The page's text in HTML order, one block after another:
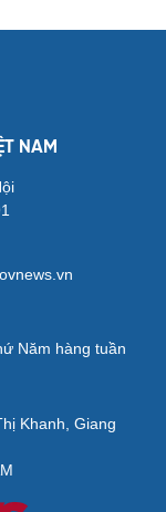
thời sự
yêu
cho bé
NAM
Năm hàng tuần
Khanh, Giang